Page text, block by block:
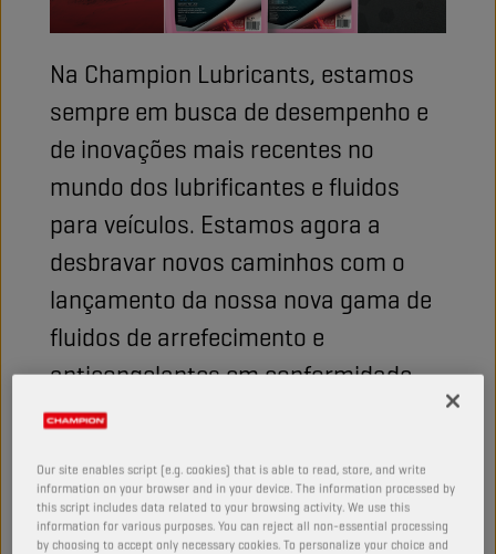
Na Champion Lubricants, estamos
sempre em busca de desempenho e
de inovações mais recentes no
mundo dos lubrificantes e fluidos
para veículos. Estamos agora a
desbravar novos caminhos com o
lançamento da nossa nova gama de
fluidos de arrefecimento e
anticongelantes em conformidade
com a mais recente legislação da
formulações de última geração
prontas para servir os motores de
Our site enables script (e.g. cookies) that is able to read, store, and write
information on your browser and in your device. The information processed by
this script includes data related to your browsing activity. We use this
information for various purposes. You can reject all non-essential processing
by choosing to accept only necessary cookies. To personalize your choice and